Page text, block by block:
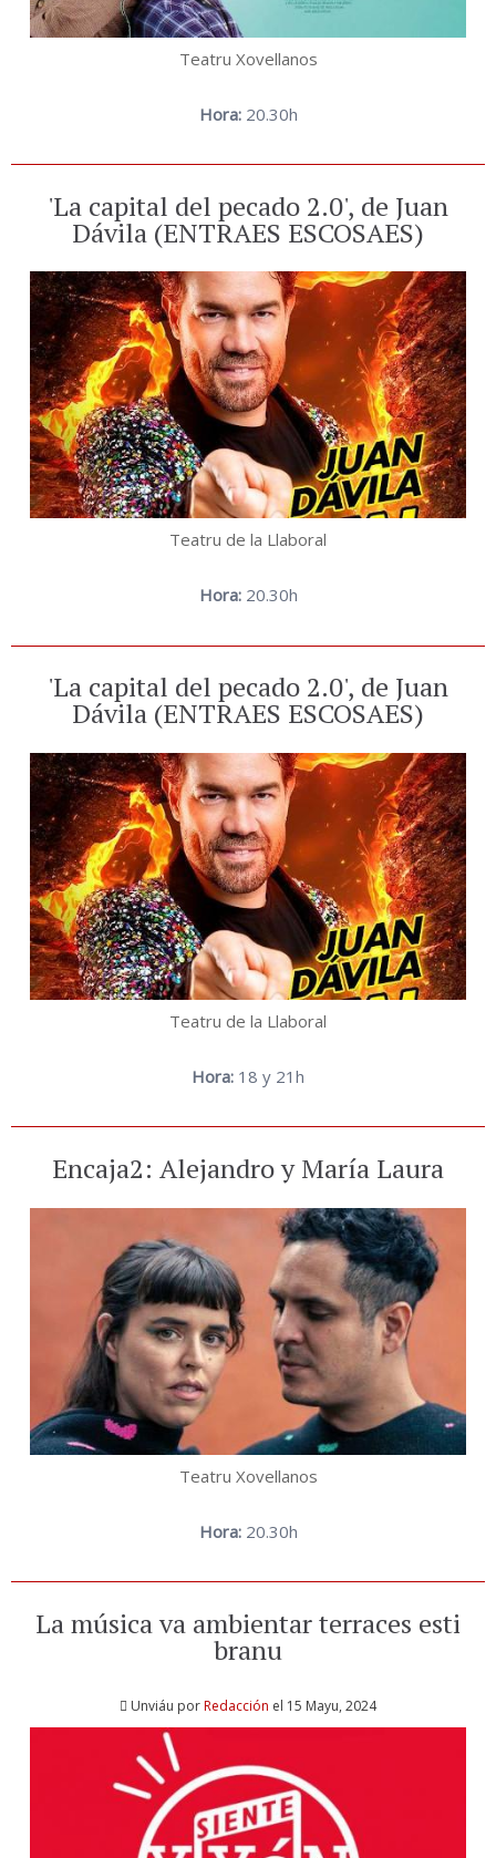
Teatru Xovellanos
Hora:20.30h
'La capital del pecado 2.0', de Juan
Dávila (ENTRAES ESCOSAES)
Teatru de la Llaboral
Hora:20.30h
'La capital del pecado 2.0', de Juan
Dávila (ENTRAES ESCOSAES)
Teatru de la Llaboral
Hora: 18 y 21h
Encaja2: Alejandro y María Laura
Teatru Xovellanos
Hora:20.30h
La música va ambientar terraces esti
branu
Unviáu porRedacción el 15 Mayu, 2024